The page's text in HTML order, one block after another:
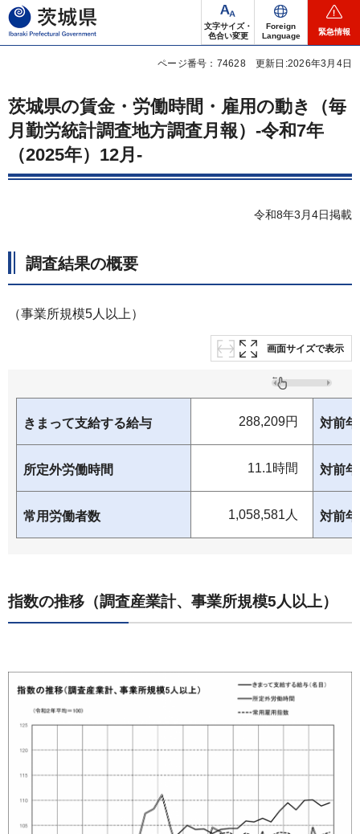
茨城県
文字サイズ・
色合い変更
Foreign
Language
緊急情報
ページ番号：74628 更新日:2026年3月4日
茨城県の賃金・労働時間・雇用の動き（毎
月勤労統計調査地方調査月報）-令和7年
（2025年）12月-
令和8年3月4日掲載
調査結果の概要
（事業所規模5人以上）
画面サイズで表示
きまって支給する給与 288,209円 対前
所定外労働時間 11.1時間 対前
常用労働者数 1,058,581人 対前
指数の推移（調査産業計、事業所規模5人以上）